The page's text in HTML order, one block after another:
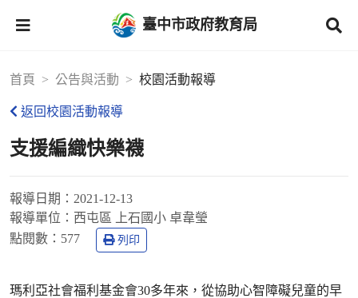
臺中市政府教育局
首頁 公告與活動 校園活動報導
返回校園活動報導
支援編織快樂襪
報導日期： 2021-12-13
報導單位： 西屯區 上石國小 卓韋瑩
點閱數： 577 列印
瑪利亞社會福利基金會30多年來，從協助心智障礙兒童的早